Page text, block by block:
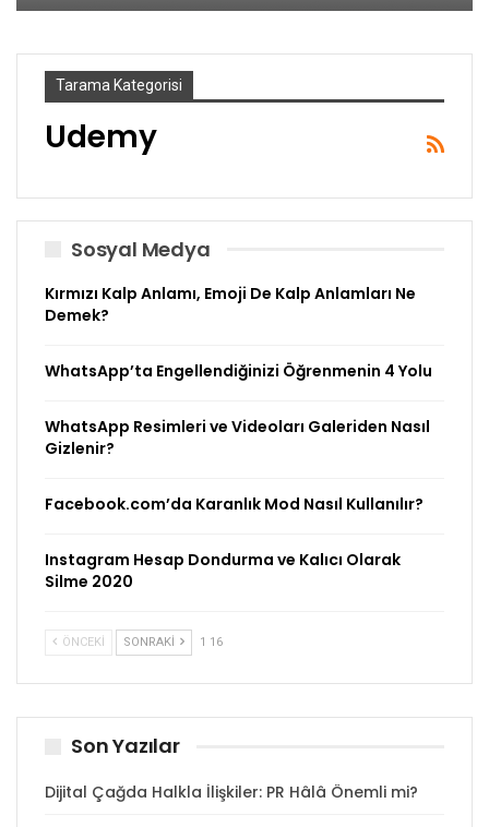
Tarama Kategorisi
Udemy
Sosyal Medya
Kırmızı Kalp Anlamı, Emoji De Kalp Anlamları Ne
Demek?
WhatsApp’ta Engellendiğinizi Öğrenmenin 4 Yolu
WhatsApp Resimleri ve Videoları Galeriden Nasıl
Gizlenir?
Facebook.com’da Karanlık Mod Nasıl Kullanılır?
Instagram Hesap Dondurma ve Kalıcı Olarak
Silme 2020
ÖNCEKI SONRAKI 1 16
Son Yazılar
Dijital Çağda Halkla İlişkiler: PR Hâlâ Önemli mi?